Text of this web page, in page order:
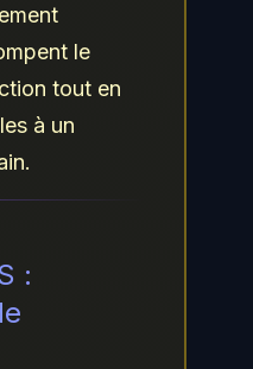
le
tout en
à un
: